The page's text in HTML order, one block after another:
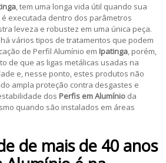
, tem uma longa vida útil quando sua
executada dentro dos parâmetros
leveza e robustez em uma única peça.
vários tipos de tratamentos que podem
de Perfil Alumínio em Ipatinga, porém,
de que as ligas metálicas usadas na
e, nesse ponto, estes produtos não
ampla proteção contra desgastes e
dos Perfis em Alumínio da
quando são instalados em áreas
de mais de 40 anos